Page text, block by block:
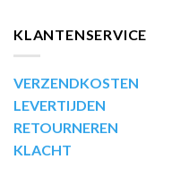
KLANTENSERVICE
VERZENDKOSTEN
LEVERTIJDEN
RETOURNEREN
KLACHT